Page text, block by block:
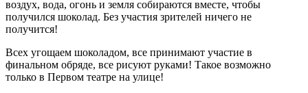
воздух, вода, огонь и земля собираются вместе, чтобы
получился шоколад. Без участия зрителей ничего не
получится!
Всех угощаем шоколадом, все принимают участие в
финальном обряде, все рисуют руками! Такое возможно
только в Первом театре на улице!